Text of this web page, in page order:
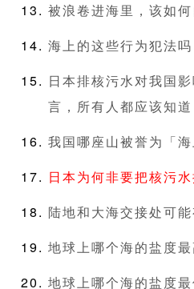
被浪卷进海里，该如何
海上的这些行为犯法吗
日本排核污水对我国
言，所有人都应该知道
我国哪座山被誉为「
日本为何非要把核污
陆地和大海交接处可
地球上哪个海的盐度最
地球上哪个海的盐度最